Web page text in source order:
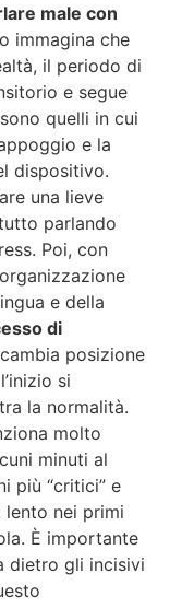
male con
immagina che
il periodo di
e segue
quelli in cui
e la
dispositivo.
una lieve
parlando
Poi, con
e della
di
posizione
si
la normalità.
molto
minuti al
più “critici” e
lento nei primi
È importante
dietro gli incisivi